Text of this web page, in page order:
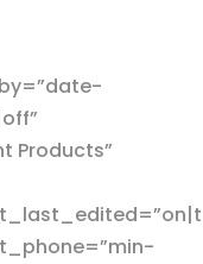
Products”